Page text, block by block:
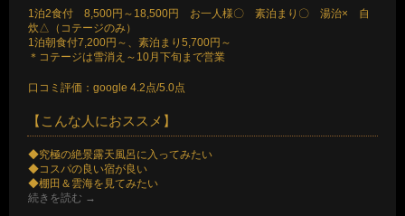
1泊2食付 8,500円～18,500円 お一人様〇 素泊まり〇 湯治× 自
炊△（コテージのみ）
1泊朝食付7,200円～、素泊まり5,700円～
＊コテージは雪消え～10月下旬まで営業
口コミ評価：google 4.2点/5.0点
【こんな人におススメ】
◆究極の絶景露天風呂に入ってみたい
◆コスパの良い宿が良い
◆棚田＆雲海を見てみたい
続きを読む →